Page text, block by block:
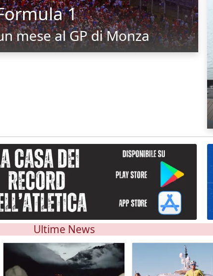
1
mese al GP di Monza
Ultime News